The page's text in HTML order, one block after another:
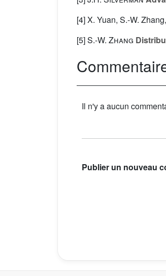
[4] X. Yuan, S.-W.
[5]S.-W. Zhang
Il n'y a aucun
Publier un nouveau